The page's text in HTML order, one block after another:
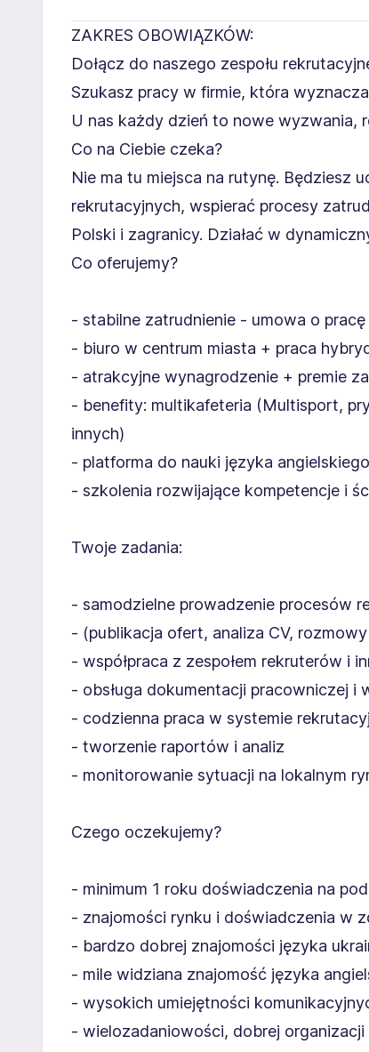
ZAKRES OBOWIĄZKÓW:
Dołącz do naszego zespołu
Szukasz pracy w firmie, która
U nas każdy dzień to nowe wyzwania,
Co na Ciebie czeka?
Nie ma tu miejsca na rutynę. Będziesz
rekrutacyjnych, wspierać procesy
Polski i zagranicy. Działać w
Co oferujemy?
- stabilne zatrudnienie - umowa o
- biuro w centrum miasta + praca
- atrakcyjne wynagrodzenie + premie
- benefity: multikafeteria (Multisport,
innych)
- platforma do nauki języka angielskiego
- szkolenia rozwijające kompetencje i
Twoje zadania:
- samodzielne prowadzenie procesów
- (publikacja ofert, analiza CV,
- współpraca z zespołem rekruterów i
- obsługa dokumentacji pracowniczej i
- codzienna praca w systemie
- tworzenie raportów i analiz
- monitorowanie sytuacji na lokalnym
Czego oczekujemy?
- minimum 1 roku doświadczenia na
- znajomości rynku i doświadczenia w
- bardzo dobrej znajomości języka
- mile widziana znajomość języka
- wysokich umiejętności
- wielozadaniowości, dobrej